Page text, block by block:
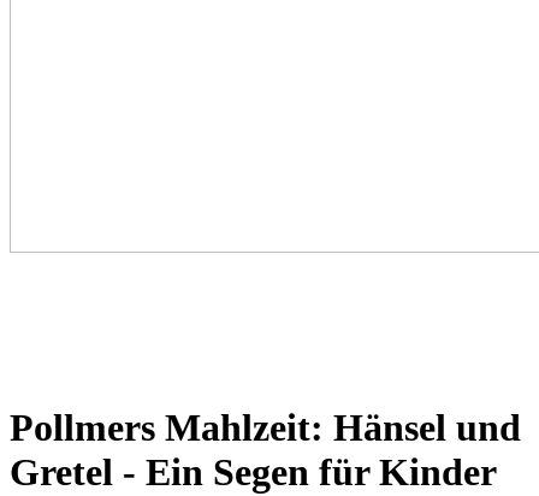
Pollmers Mahlzeit: Hänsel und
Gretel - Ein Segen für Kinder